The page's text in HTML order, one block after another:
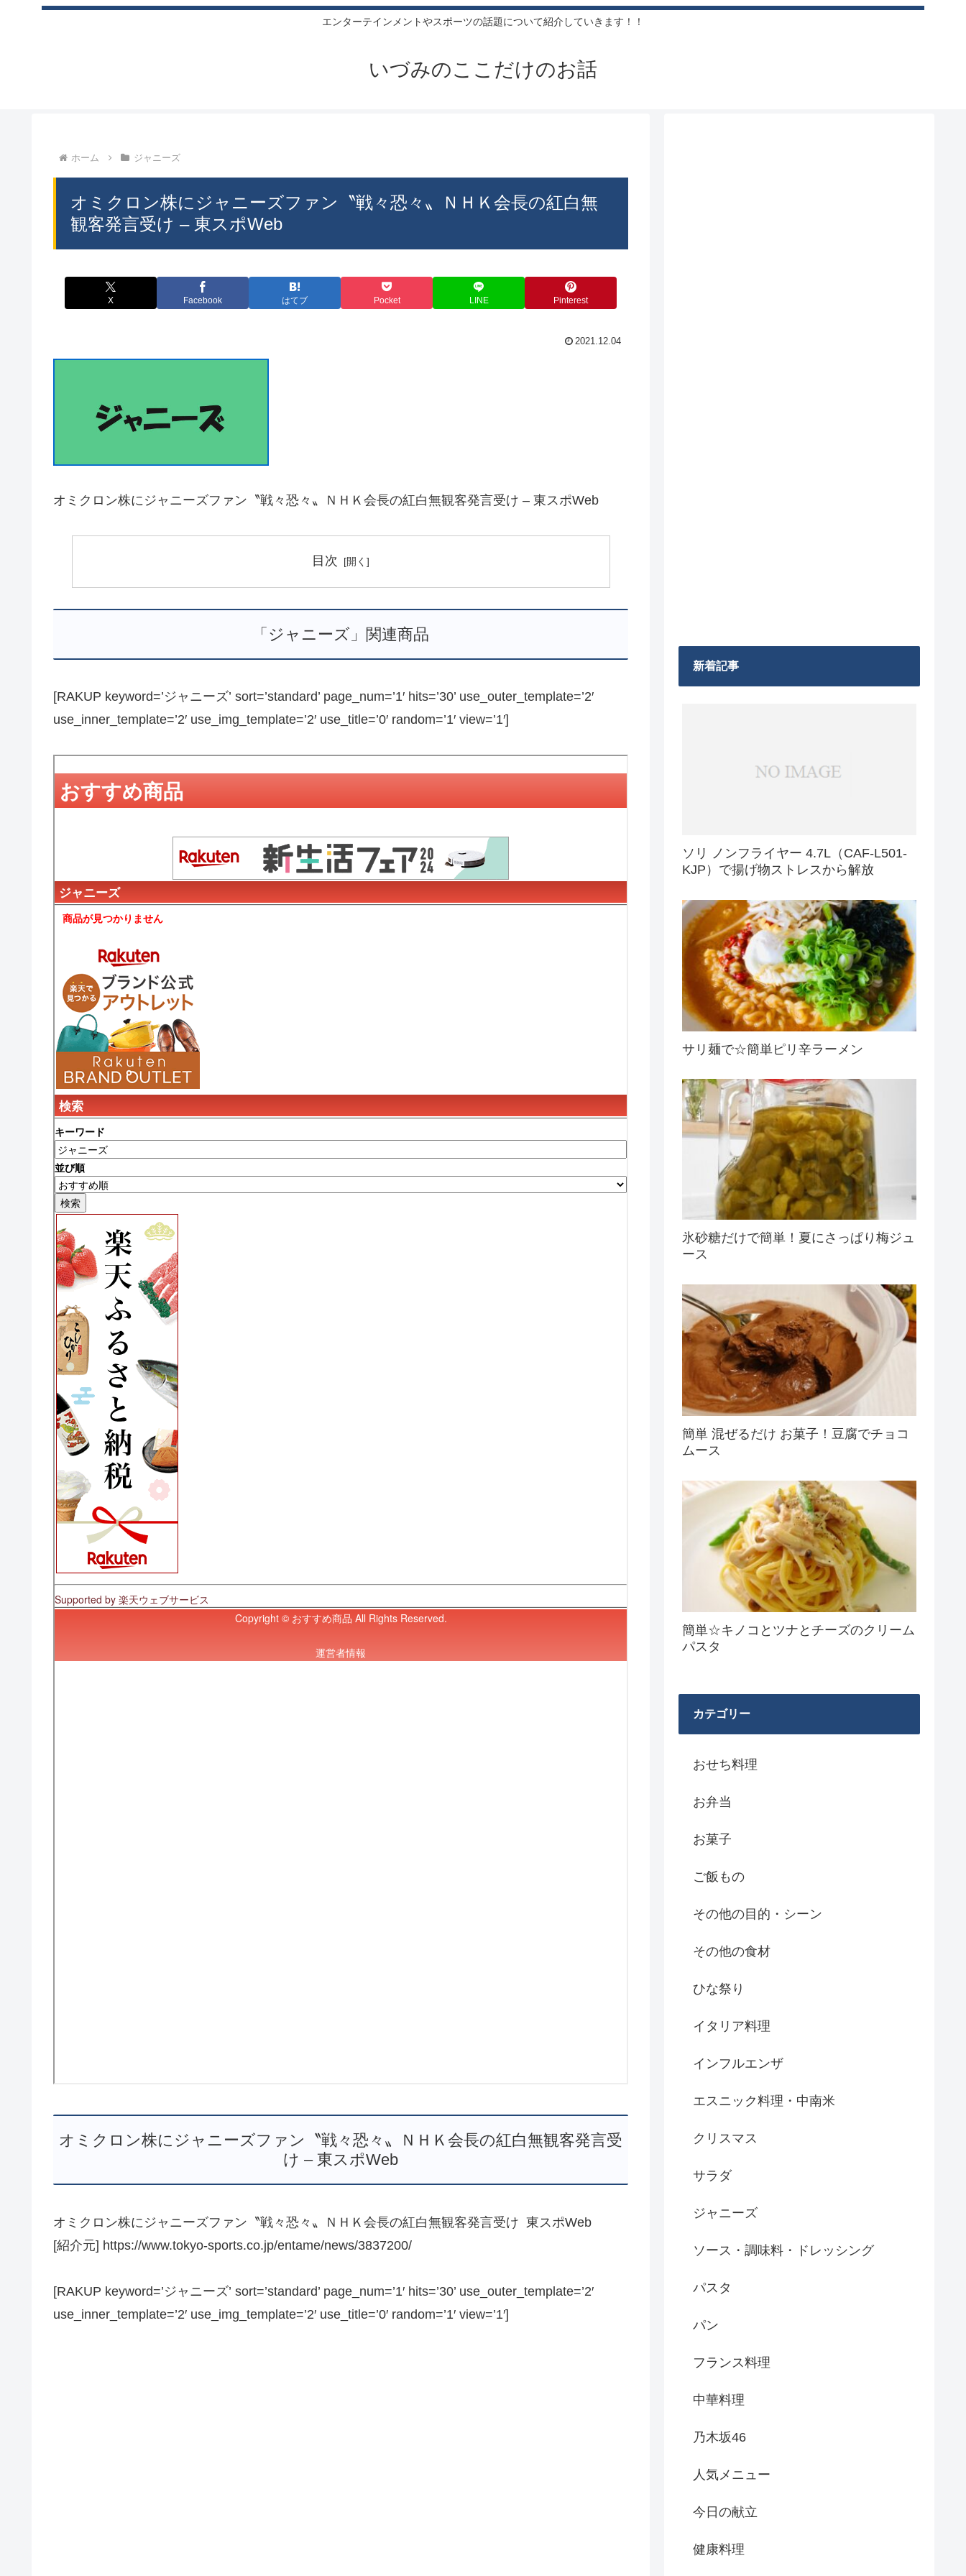
エンターテインメントやスポーツの話題について紹介していきます！！
いづみのここだけのお話
ホーム ジャニーズ
オミクロン株にジャニーズファン〝戦々恐々〟ＮＨＫ会長の紅白無
観客発言受け – 東スポWeb
X Facebook はてブ Pocket LINE Pinterest
2021.12.04
オミクロン株にジャニーズファン〝戦々恐々〟ＮＨＫ会長の紅白無観客発言受け – 東スポWeb
目次
「ジャニーズ」関連商品
[RAKUP keyword=’ジャニーズ’ sort=’standard’ page_num=’1′ hits=’30’ use_outer_template=’2′
use_inner_template=’2′ use_img_template=’2′ use_title=’0′ random=’1′ view=’1′]
オミクロン株にジャニーズファン〝戦々恐々〟ＮＨＫ会長の紅白無観客発言受
け – 東スポWeb
オミクロン株にジャニーズファン〝戦々恐々〟ＮＨＫ会長の紅白無観客発言受け 東スポWeb
[紹介元] https://www.tokyo-sports.co.jp/entame/news/3837200/
[RAKUP keyword=’ジャニーズ’ sort=’standard’ page_num=’1′ hits=’30’ use_outer_template=’2′
use_inner_template=’2′ use_img_template=’2′ use_title=’0′ random=’1′ view=’1′]
新着記事
ソリ ノンフライヤー 4.7L（CAF-L501-
KJP）で揚げ物ストレスから解放
サリ麺で☆簡単ピリ辛ラーメン
氷砂糖だけで簡単！夏にさっぱり梅ジュ
ース
簡単 混ぜるだけ お菓子！豆腐でチョコ
ムース
簡単☆キノコとツナとチーズのクリーム
パスタ
カテゴリー
おせち料理
お弁当
お菓子
ご飯もの
その他の目的・シーン
その他の食材
ひな祭り
イタリア料理
インフルエンザ
エスニック料理・中南米
クリスマス
サラダ
ジャニーズ
ソース・調味料・ドレッシング
パスタ
パン
フランス料理
中華料理
乃木坂46
人気メニュー
今日の献立
健康料理